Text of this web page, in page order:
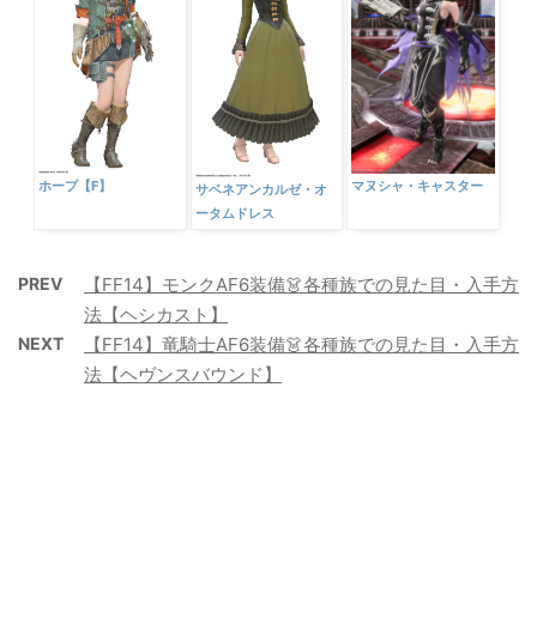
ホープ【F】
サベネアンカルゼ・オ
ータムドレス
マヌシャ・キャスター
PREV
【FF14】モンクAF6装備👗各種族での見た目・入手方
法【ヘシカスト】
NEXT
【FF14】竜騎士AF6装備👗各種族での見た目・入手方
法【ヘヴンスバウンド】